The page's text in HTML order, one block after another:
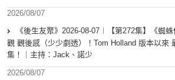
2026/08/07
《後生友聚》2026-08-07︱【第272集】《蜘
觀 觀後感（少少劇透）！Tom Holland 版本以來
集！｜主持：Jack、諾少
2026/08/07